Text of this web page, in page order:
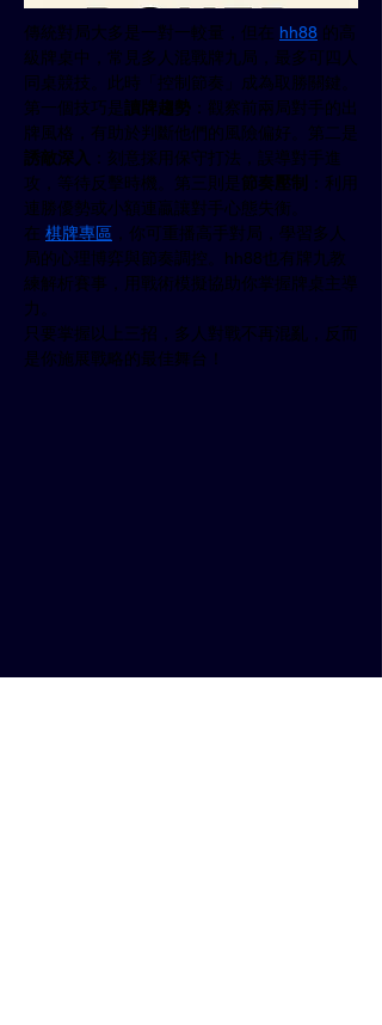
傳統對局大多是一對一較量，但在 hh88 的高
級牌桌中，常見多人混戰牌九局，最多可四人
同桌競技。此時「控制節奏」成為取勝關鍵。
第一個技巧是讀牌趨勢 ：觀察前兩局對手的出
牌風格，有助於判斷他們的風險偏好。第二是
誘敵深入 ：刻意採用保守打法，誤導對手進
攻，等待反擊時機。第三則是節奏壓制 ：利用
連勝優勢或小額連贏讓對手心態失衡。
在 棋牌專區 ，你可重播高手對局，學習多人
局的心理博弈與節奏調控。hh88也有牌九教
練解析賽事，用戰術模擬協助你掌握牌桌主導
力。
只要掌握以上三招，多人對戰不再混亂，反而
是你施展戰略的最佳舞台！